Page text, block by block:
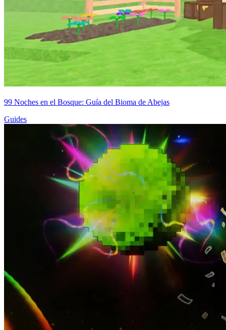
99 Noches en el Bosque: Guía del Bioma de Abejas
Guides